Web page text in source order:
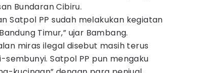
Bundaran Cibiru.
Satpol PP sudah melakukan kegiatan
Timur,” ujar Bambang.
miras ilegal disebut masih terus
Satpol PP pun mengaku